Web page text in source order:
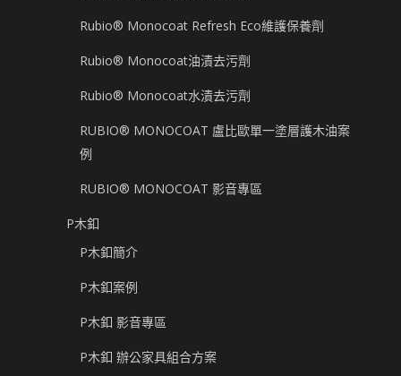
Rubio® Monocoat Refresh Eco維護保養劑
Rubio® Monocoat油漬去污劑
Rubio® Monocoat水漬去污劑
RUBIO® MONOCOAT 盧比歐單一塗層護木油案
例
RUBIO® MONOCOAT 影音專區
P木釦
P木釦簡介
P木釦案例
P木釦 影音專區
P木釦 辦公家具組合方案